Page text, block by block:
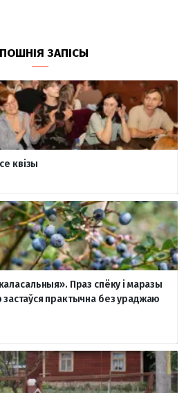
ЗАПІСЫ
квізы
Праз спёку і маразы
практычна без ураджаю